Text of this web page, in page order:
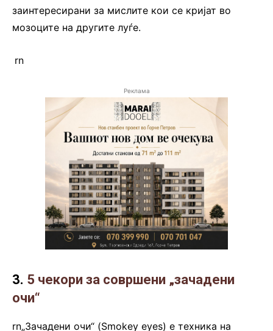
заинтересирани за мислите кои се кријат во
мозоците на другите луѓе.
rn
Реклама
3. 5 чекори за совршени „зачадени
очи“
rn„Зачадени очи“ (Smokey eyes) е техника на